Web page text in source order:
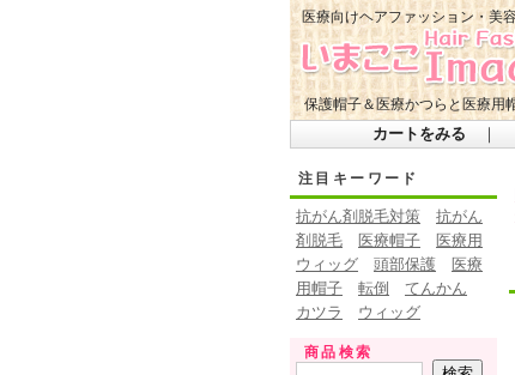
保護帽子＆医療かつらと医療用
医療向けヘアファッション・美
カートをみる ｜
注目キーワード
抗がん剤脱毛対策
抗がん
剤脱毛
医療帽子
医療用
ウィッグ
頭部保護
医療
用帽子
転倒
てんかん
カツラ
ウィッグ
商品検索